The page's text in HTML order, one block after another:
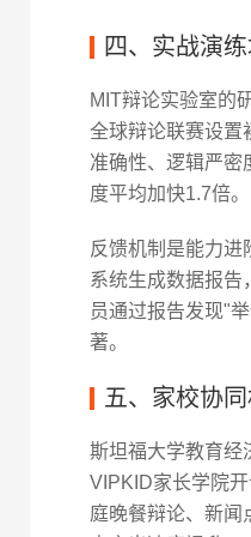
四、实战演
MIT辩论实验室的
全球辩论联赛设置
准确性、逻辑严密
度平均加快1.7倍。
反馈机制是能力进
系统生成数据报告
员通过报告发现"
著。
五、家校协
斯坦福大学教育经
VIPKID家长学院
庭晚餐辩论、新闻